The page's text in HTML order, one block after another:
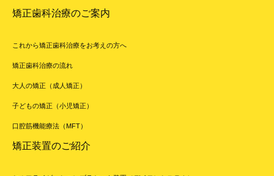
矯正歯科治療のご案内
これから矯正歯科治療をお考えの方へ
矯正歯科治療の流れ
大人の矯正（成人矯正）
子どもの矯正（小児矯正）
口腔筋機能療法（MFT）
矯正装置のご紹介